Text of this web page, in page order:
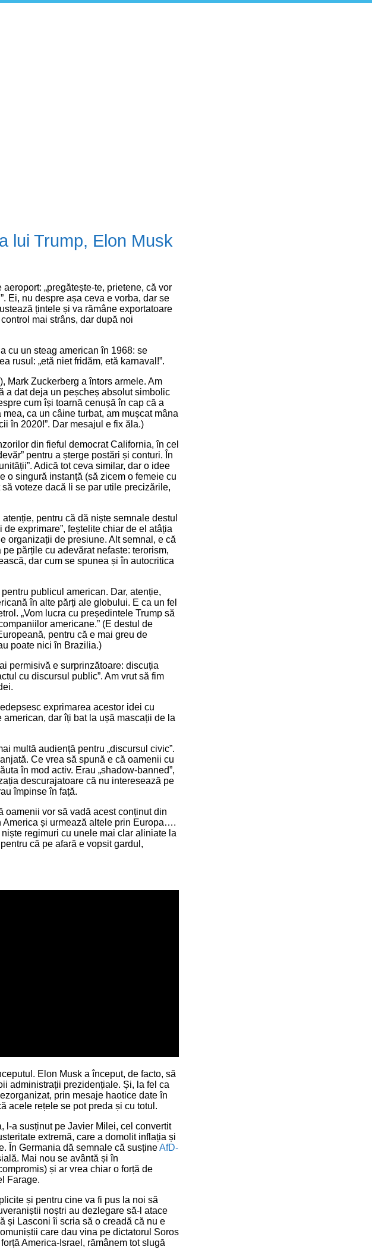
lui Trump, Elon Musk
„pregătește-te, prietene, că vor
Ei, nu despre așa ceva e vorba, dar se
țintele și va rămâne exportatoare
mai strâns, dar după noi
cu un steag american în 1968: se
rusul: „etă niet fridăm, etă karnaval!”.
Mark Zuckerberg a întors armele. Am
a dat deja un peșcheș absolut simbolic
cum își toarnă cenușă în cap că a
ca un câine turbat, am mușcat mâna
în 2020!”. Dar mesajul e fix ăla.)
din fieful democrat California, în cel
pentru a șterge postări și conturi. În
Adică tot ceva similar, dar o idee
o singură instanță (să zicem o femeie cu
voteze dacă li se par utile precizările,
pentru că dă niște semnale destul
exprimare”, feștelite chiar de el atâția
organizații de presiune. Alt semnal, e că
părțile cu adevărat nefaste: terorism,
dar cum se spunea și în autocritica
publicul american. Dar, atenție,
în alte părți ale globului. E ca un fel
„Vom lucra cu președintele Trump să
americane.” (E destul de
pentru că e mai greu de
poate nici în Brazilia.)
permisivă e surprinzătoare: discuția
cu discursul public”. Am vrut să fim
exprimarea acestor idei cu
dar îți bat la ușă mascații de la
multă audiență pentru „discursul civic”.
Ce vrea să spună e că oamenii cu
în mod activ. Erau „shadow-banned”,
descurajatoare că nu interesează pe
împinse în față.
oamenii vor să vadă acest conținut din
și urmează altele prin Europa….
regimuri cu unele mai clar aliniate la
că pe afară e vopsit gardul,
Elon Musk a început, de facto, să
administrații prezidențiale. Și, la fel ca
prin mesaje haotice date în
acele rețele se pot preda și cu totul.
l-a susținut pe Javier Milei, cel convertit
extremă, care a domolit inflația și
În Germania dă semnale că susțineAfD-
Mai nou se avântă și în
și ar vrea chiar o forță de
Farage.
și pentru cine va fi pus la noi să
noștri au dezlegare să-l atace
și Lasconi îi scria să o creadă că nu e
care dau vina pe dictatorul Soros
America-Israel, rămânem tot slugă